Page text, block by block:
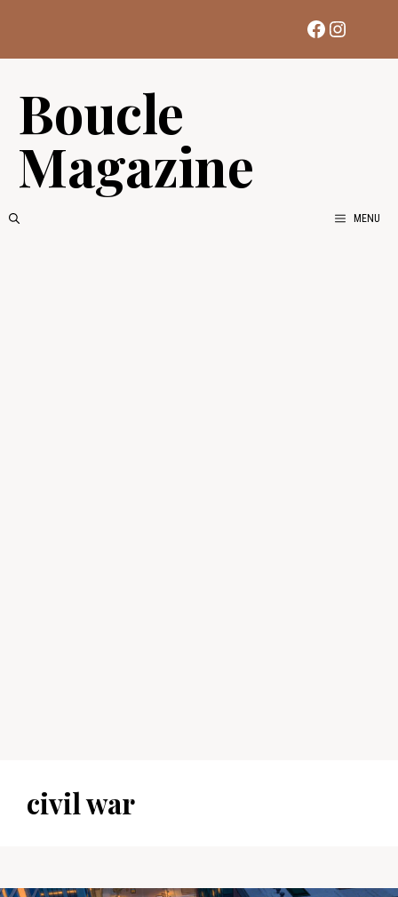
contenu
Facebook
Boucle
Magazine
MENU
civil war